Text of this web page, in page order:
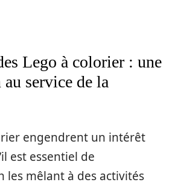
Lego à colorier : une
service de la
engendrent un intérêt
est essentiel de
les mêlant à des activités